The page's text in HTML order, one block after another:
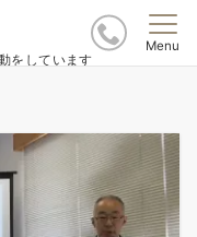
をしています
Menu